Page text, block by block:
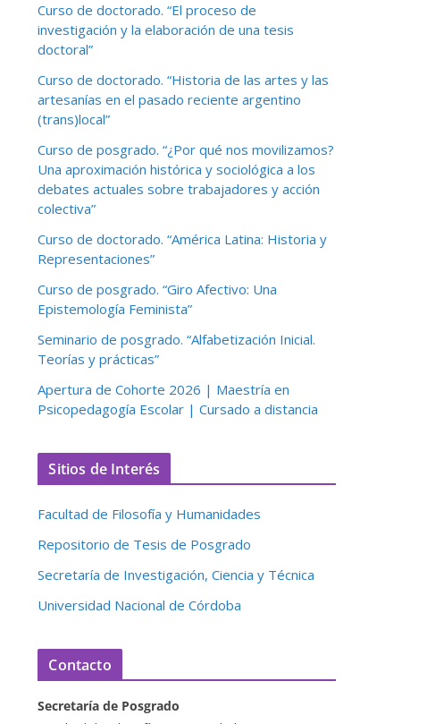
Curso de doctorado. “El proceso de
investigación y la elaboración de una tesis
doctoral”
Curso de doctorado. “Historia de las artes y las
artesanías en el pasado reciente argentino
(trans)local”
Curso de posgrado. “¿Por qué nos movilizamos?
Una aproximación histórica y sociológica a los
debates actuales sobre trabajadores y acción
colectiva”
Curso de doctorado. “América Latina: Historia y
Representaciones”
Curso de posgrado. “Giro Afectivo: Una
Epistemología Feminista”
Seminario de posgrado. “Alfabetización Inicial.
Teorías y prácticas”
Apertura de Cohorte 2026 | Maestría en
Psicopedagogía Escolar | Cursado a distancia
Sitios de Interés
Facultad de Filosofía y Humanidades
Repositorio de Tesis de Posgrado
Secretaría de Investigación, Ciencia y Técnica
Universidad Nacional de Córdoba
Contacto
Secretaría de Posgrado